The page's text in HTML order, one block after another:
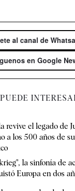
al canal de
en Google
revive el legado de
a los 500 años de
la sinfonía de
Europa en dos